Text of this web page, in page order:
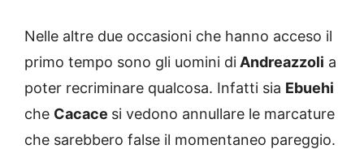
Nelle altre due occasioni che hanno acceso il
primo tempo sono gli uomini di Andreazzoli a
poter recriminare qualcosa. Infatti sia Ebuehi
che Cacace si vedono annullare le marcature
che sarebbero false il momentaneo pareggio.